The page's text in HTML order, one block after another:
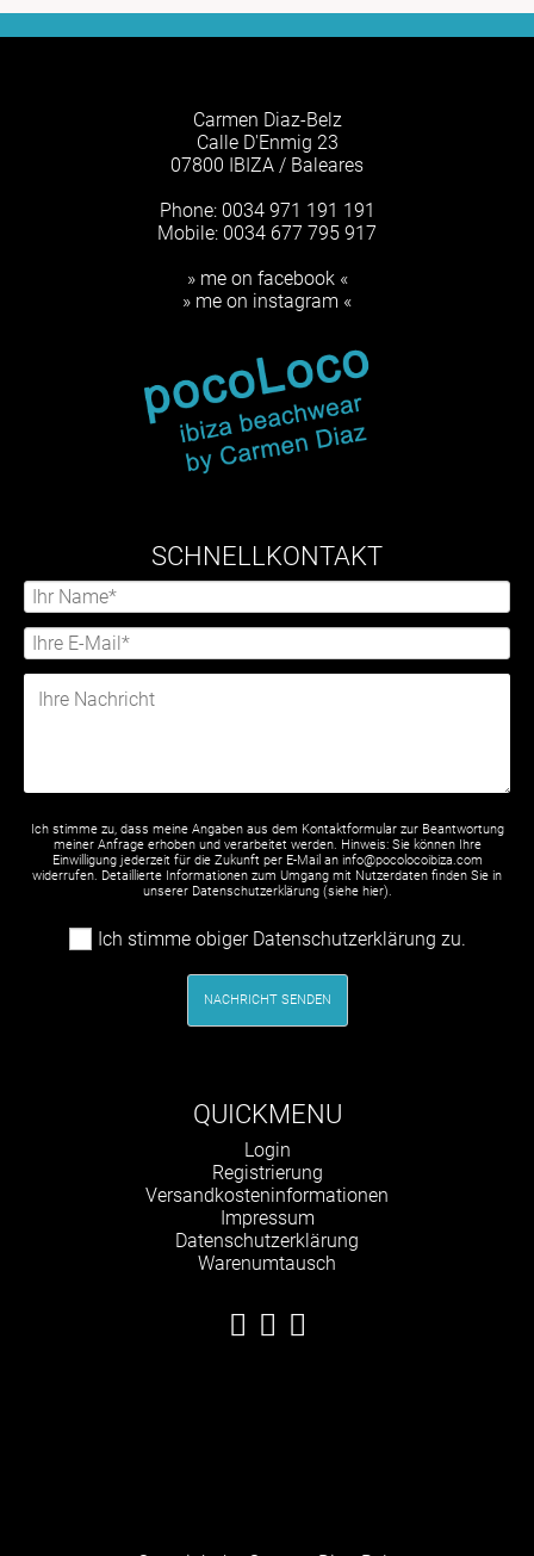
Carmen Diaz-Belz
Calle D'Enmig 23
07800 IBIZA / Baleares
Phone: 0034 971 191 191
Mobile: 0034 677 795 917
» me on facebook «
» me on instagram «
SCHNELLKONTAKT
Ich stimme zu, dass meine Angaben aus dem Kontaktformular zur Beantwortung
meiner Anfrage erhoben und verarbeitet werden. Hinweis: Sie können Ihre
Einwilligung jederzeit für die Zukunft per E-Mail an info@pocolocoibiza.com
widerrufen. Detaillierte Informationen zum Umgang mit Nutzerdaten finden Sie in
unserer Datenschutzerklärung (siehe hier).
Ich stimme obiger Datenschutzerklärung zu.
NACHRICHT SENDEN
QUICKMENU
Navigation
überspringen
Login
Registrierung
Versandkosteninformationen
Impressum
Datenschutzerklärung
Warenumtausch